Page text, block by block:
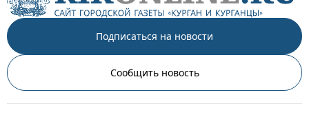
Подписаться на новости
Сообщить новость